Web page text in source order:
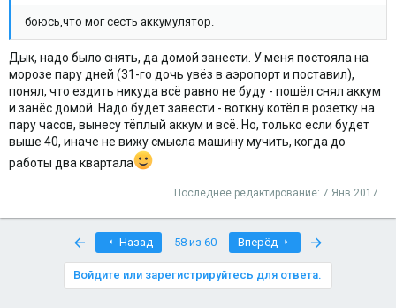
боюсь,что мог сесть аккумулятор.
Дык, надо было снять, да домой занести. У меня постояла на
морозе пару дней (31-го дочь увёз в аэропорт и поставил),
понял, что ездить никуда всё равно не буду - пошёл снял аккум
и занёс домой. Надо будет завести - воткну котёл в розетку на
пару часов, вынесу тёплый аккум и всё. Но, только если будет
выше 40, иначе не вижу смысла машину мучить, когда до
работы два квартала
Последнее редактирование: 7 Янв 2017
Назад 58 из 60 Вперёд
Войдите или зарегистрируйтесь для ответа.